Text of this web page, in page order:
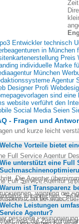
Entwickler technisch
in München
Preis
individuelle Marke
München
Agentur
Designer Profi
sind
website verführt den
Social Media Seien
- Fragen und
und kurze leicht
Welche Vorteile bietet
Full Service Agentur
abdeckt, von der
teure Nacharbeiten
Die Agentur
Entwicklung und
während die
umfassende
Wie unterstützt eine Full
Full Service Agentur
Webseiten so gestaltet
entsprechen. Sie
Maßnahmen wird die
besseren
Warum ist Transparenz
ist bei einer
Missverständnisse
und wissen
was die
Welche Leistungen
Service Agentur?